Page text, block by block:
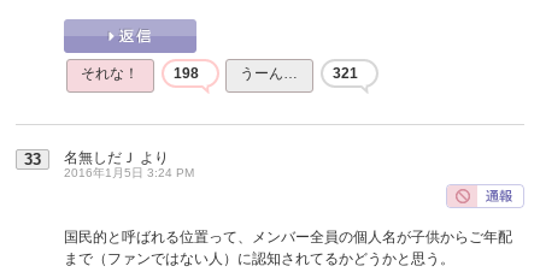
それな！ 198 うーん… 321
33 名無しだＪ より
2016年1月5日 3:24 PM
国民的と呼ばれる位置って、メンバー全員の個人名が子供からご年配
まで（ファンではない人）に認知されてるかどうかと思う。